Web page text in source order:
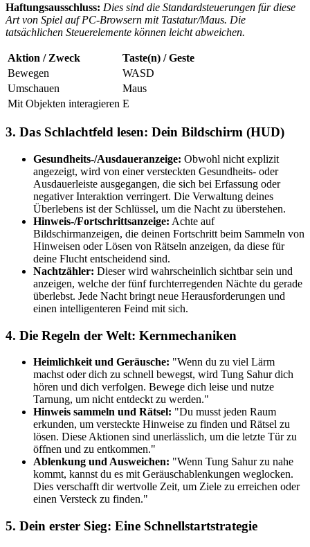
Haftungsausschluss: Dies sind die Standardsteuerungen für diese
Art von Spiel auf PC-Browsern mit Tastatur/Maus. Die
tatsächlichen Steuerelemente können leicht abweichen.
Aktion / Zweck
Taste(n) / Geste
Bewegen
WASD
Umschauen
Maus
Mit Objekten interagieren E
3. Das Schlachtfeld lesen: Dein Bildschirm (HUD)
Gesundheits-/Ausdaueranzeige: Obwohl nicht explizit
angezeigt, wird von einer versteckten Gesundheits- oder
Ausdauerleiste ausgegangen, die sich bei Erfassung oder
negativer Interaktion verringert. Die Verwaltung deines
Überlebens ist der Schlüssel, um die Nacht zu überstehen.
Hinweis-/Fortschrittsanzeige: Achte auf
Bildschirmanzeigen, die deinen Fortschritt beim Sammeln von
Hinweisen oder Lösen von Rätseln anzeigen, da diese für
deine Flucht entscheidend sind.
Nachtzähler: Dieser wird wahrscheinlich sichtbar sein und
anzeigen, welche der fünf furchterregenden Nächte du gerade
überlebst. Jede Nacht bringt neue Herausforderungen und
einen intelligenteren Feind mit sich.
4. Die Regeln der Welt: Kernmechaniken
Heimlichkeit und Geräusche: "Wenn du zu viel Lärm
machst oder dich zu schnell bewegst, wird Tung Sahur dich
hören und dich verfolgen. Bewege dich leise und nutze
Tarnung, um nicht entdeckt zu werden."
Hinweis sammeln und Rätsel: "Du musst jeden Raum
erkunden, um versteckte Hinweise zu finden und Rätsel zu
lösen. Diese Aktionen sind unerlässlich, um die letzte Tür zu
öffnen und zu entkommen."
Ablenkung und Ausweichen: "Wenn Tung Sahur zu nahe
kommt, kannst du es mit Geräuschablenkungen weglocken.
Dies verschafft dir wertvolle Zeit, um Ziele zu erreichen oder
einen Versteck zu finden."
5. Dein erster Sieg: Eine Schnellstartstrategie